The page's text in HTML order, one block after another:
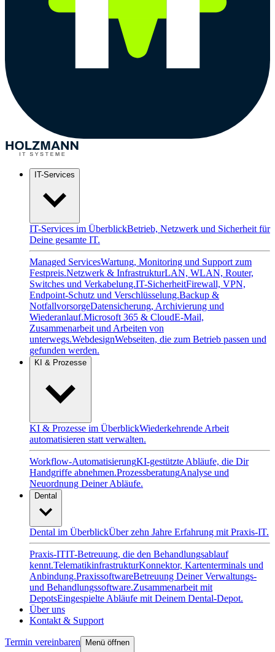
IT-Services
IT-Services im ÜberblickBetrieb, Netzwerk und Sicherheit für
Deine gesamte IT.
Managed ServicesWartung, Monitoring und Support zum
Festpreis.Netzwerk & InfrastrukturLAN, WLAN, Router,
Switches und Verkabelung.IT-SicherheitFirewall, VPN,
Endpoint-Schutz und Verschlüsselung.Backup &
NotfallvorsorgeDatensicherung, Archivierung und
Wiederanlauf.Microsoft 365 & CloudE-Mail,
Zusammenarbeit und Arbeiten von
unterwegs.WebdesignWebseiten, die zum Betrieb passen und
gefunden werden.
KI & Prozesse
KI & Prozesse im ÜberblickWiederkehrende Arbeit
automatisieren statt verwalten.
Workflow-AutomatisierungKI-gestützte Abläufe, die Dir
Handgriffe abnehmen.ProzessberatungAnalyse und
Neuordnung Deiner Abläufe.
Dental
Dental im ÜberblickÜber zehn Jahre Erfahrung mit Praxis-IT.
Praxis-ITIT-Betreuung, die den Behandlungsablauf
kennt.TelematikinfrastrukturKonnektor, Kartenterminals und
Anbindung.PraxissoftwareBetreuung Deiner Verwaltungs-
und Behandlungssoftware.Zusammenarbeit mit
DepotsEingespielte Abläufe mit Deinem Dental-Depot.
Über uns
Kontakt & Support
Termin vereinbaren Menü öffnen